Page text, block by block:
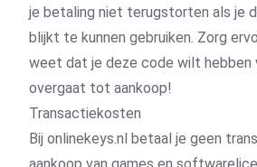
je betaling niet terugstorten als je
blijkt te kunnen gebruiken. Zorg
weet dat je deze code wilt hebben
overgaat tot aankoop!
Transactiekosten
Bij onlinekeys.nl betaal je geen